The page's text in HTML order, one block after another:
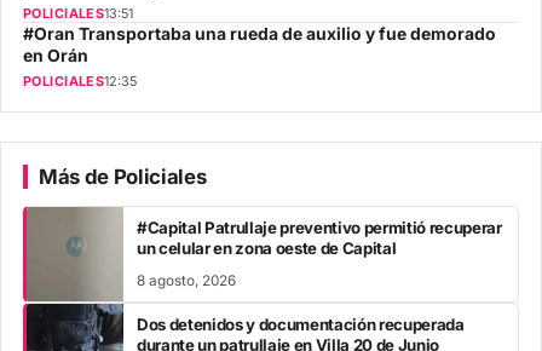
POLICIALES13:51
#Oran Transportaba una rueda de auxilio y fue demorado
en Orán
POLICIALES12:35
Más de Policiales
#Capital Patrullaje preventivo permitió recuperar
un celular en zona oeste de Capital
8 agosto, 2026
Dos detenidos y documentación recuperada
durante un patrullaje en Villa 20 de Junio